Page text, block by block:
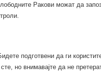
Ракови можат да
подготвени да ги
но внимавајте да не